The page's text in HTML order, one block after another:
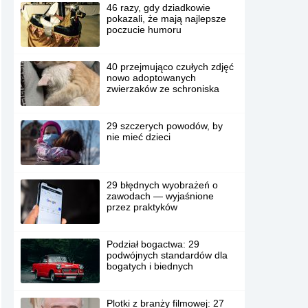
46 razy, gdy dziadkowie
pokazali, że mają najlepsze
poczucie humoru
40 przejmująco czułych zdjęć
nowo adoptowanych
zwierzaków ze schroniska
29 szczerych powodów, by
nie mieć dzieci
29 błędnych wyobrażeń o
zawodach — wyjaśnione
przez praktyków
Podział bogactwa: 29
podwójnych standardów dla
bogatych i biednych
Plotki z branży filmowej: 27